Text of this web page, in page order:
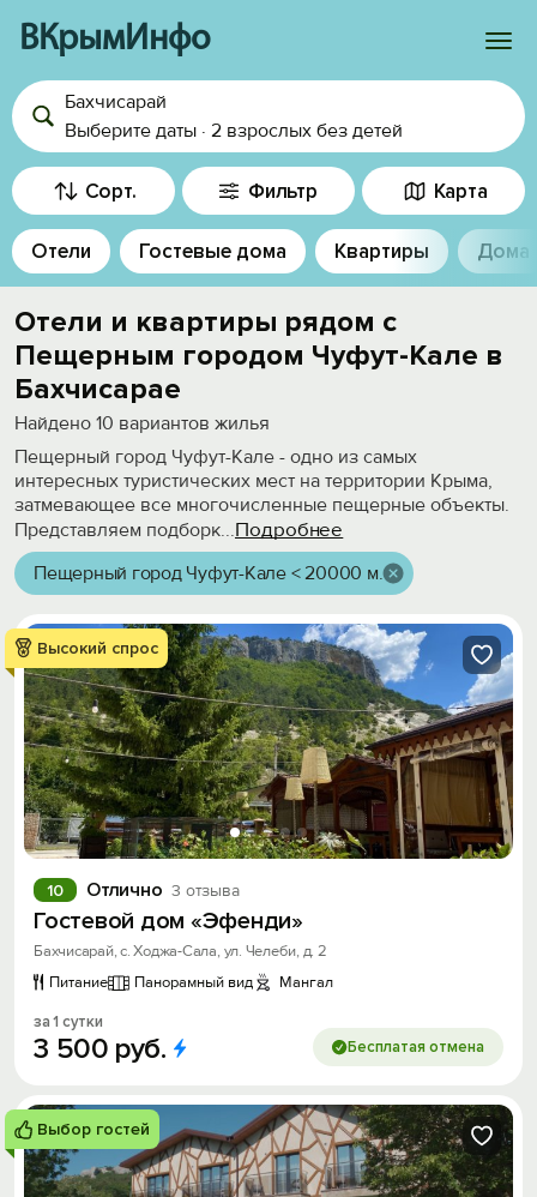
ВКрымИнфо
Войти
Избранное
История просмотра
Бахчисарай
Выберите даты · 2 взрослых без детей
Сорт. Фильтр Карта
Отели Гостевые дома Квартиры Дома
Отели и квартиры рядом с
Пещерным городом Чуфут-Кале в
Бахчисарае
Найдено 10 вариантов жилья
Пещерный город Чуфут-Кале - одно из самых
интересных туристических мест на территории Крыма,
затмевающее все многочисленные пещерные объекты.
Представляем подборк...Подробнее
Пещерный город Чуфут-Кале < 20000 м.
Высокий спрос
Отлично 3 отзыва
10
Гостевой дом «Эфенди»
Бахчисарай, с. Ходжа-Сала, ул. Челеби, д. 2
Питание
Панорамный вид Мангал
за 1 сутки
3 500 руб. Бесплатая отмена
Выбор гостей